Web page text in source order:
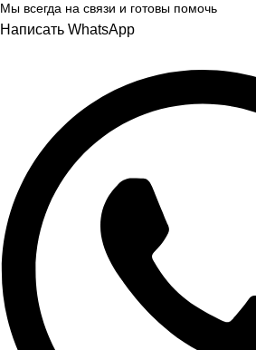
Мы всегда на связи и готовы помочь
Написать WhatsApp